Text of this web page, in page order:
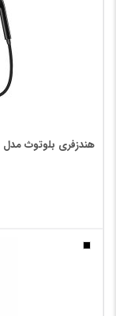
هندزفری بلوتوث مدل S6